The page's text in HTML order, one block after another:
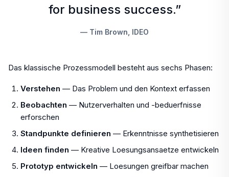
for business success.”
— Tim Brown, IDEO
Das klassische Prozessmodell besteht aus sechs Phasen:
Verstehen — Das Problem und den Kontext erfassen
Beobachten — Nutzerverhalten und -beduerfnisse
erforschen
Standpunkte definieren — Erkenntnisse synthetisieren
Ideen finden — Kreative Loesungsansaetze entwickeln
Prototyp entwickeln — Loesungen greifbar machen